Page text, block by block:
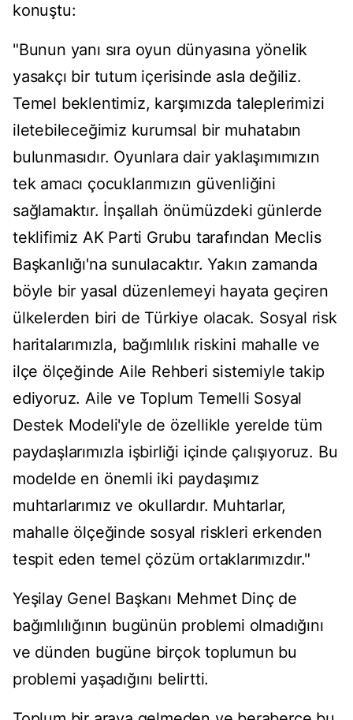
konuştu:
"Bunun yanı sıra oyun dünyasına yönelik
yasakçı bir tutum içerisinde asla değiliz.
Temel beklentimiz, karşımızda taleplerimizi
iletebileceğimiz kurumsal bir muhatabın
bulunmasıdır. Oyunlara dair yaklaşımımızın
tek amacı çocuklarımızın güvenliğini
sağlamaktır. İnşallah önümüzdeki günlerde
teklifimiz AK Parti Grubu tarafından Meclis
Başkanlığı'na sunulacaktır. Yakın zamanda
böyle bir yasal düzenlemeyi hayata geçiren
ülkelerden biri de Türkiye olacak. Sosyal risk
haritalarımızla, bağımlılık riskini mahalle ve
ilçe ölçeğinde Aile Rehberi sistemiyle takip
ediyoruz. Aile ve Toplum Temelli Sosyal
Destek Modeli'yle de özellikle yerelde tüm
paydaşlarımızla işbirliği içinde çalışıyoruz. Bu
modelde en önemli iki paydaşımız
muhtarlarımız ve okullardır. Muhtarlar,
mahalle ölçeğinde sosyal riskleri erkenden
tespit eden temel çözüm ortaklarımızdır."
Yeşilay Genel Başkanı Mehmet Dinç de
bağımlılığının bugünün problemi olmadığını
ve dünden bugüne birçok toplumun bu
problemi yaşadığını belirtti.